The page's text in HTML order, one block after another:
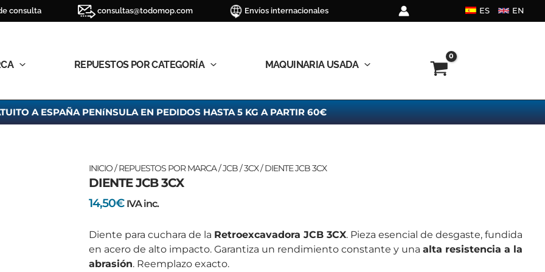
consulta consultas@todomop.com Envíos internacionales ES EN
REPUESTOS POR CATEGORÍA MAQUINARIA USADA
A ESPAÑA PENíNSULA EN PEDIDOS HASTA 5 KG A PARTIR 60€
INICIO/REPUESTOS POR MARCA/JCB/3CX/ DIENTE JCB 3CX
DIENTE JCB 3CX
14,50€ IVA inc.
Diente para cuchara de la Retroexcavadora JCB 3CX.Pieza esencial de desgaste, fundida
en acero de alto impacto. Garantiza un rendimiento constante y una alta resistencia a la
abrasión.Reemplazo exacto.
DIENTE
JCB
3CX
cantidad